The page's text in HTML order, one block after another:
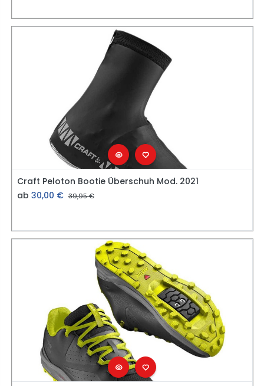
Craft Peloton Bootie Überschuh Mod. 2021
ab 30,00 € 39,95€